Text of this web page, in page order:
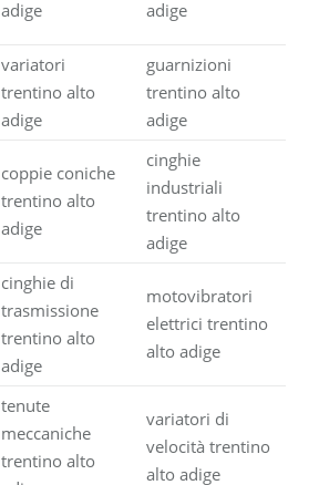
adige
adige
variatori
trentino alto
adige
guarnizioni
trentino alto
adige
coppie coniche
trentino alto
adige
cinghie
industriali
trentino alto
adige
cinghie di
trasmissione
trentino alto
adige
motovibratori
elettrici trentino
alto adige
tenute
meccaniche
trentino alto
variatori di
velocità trentino
alto adige